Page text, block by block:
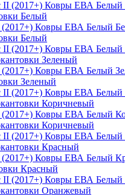
Ковры ЕВА Белый
Белый
Ковры ЕВА Белый
Зеленый
(2017+) Ковры ЕВА Белый
Коричневый
Ковры ЕВА Белый
Красный